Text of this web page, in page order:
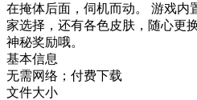
在掩体后面，伺机而动。 游戏内
家选择，还有各色皮肤，随心更
神秘奖励哦。
基本信息
无需网络；付费下载
文件大小